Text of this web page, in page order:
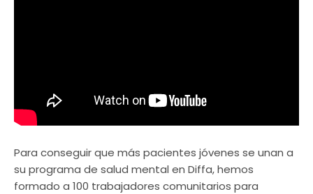
Para conseguir que más pacientes jóvenes se unan a
su programa de salud mental en Diffa, hemos
formado a 100 trabajadores comunitarios para